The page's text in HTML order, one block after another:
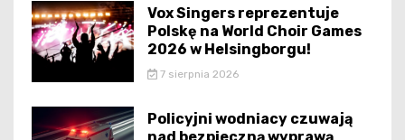
Vox Singers reprezentuje
Polskę na World Choir Games
2026 w Helsingborgu!
7 sierpnia 2026
Policyjni wodniacy czuwają